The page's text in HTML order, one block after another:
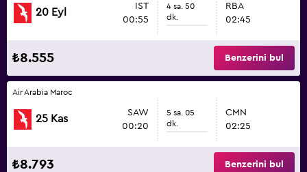
20 Eyl
IST
00:55
4 sa. 50
dk.
RBA
02:45
₺8.555 Benzerini bul
Air Arabia Maroc
25 Kas
SAW
00:20
5 sa. 05
dk.
CMN
02:25
₺8.793 Benzerini bul